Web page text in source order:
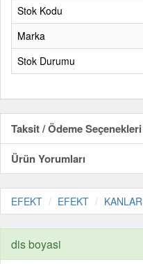
Stok Kodu
Marka
Stok Durumu
Taksit / Ödeme Seçenekleri
Ürün Yorumları
EFEKT EFEKT KANLAR
dis boyasi